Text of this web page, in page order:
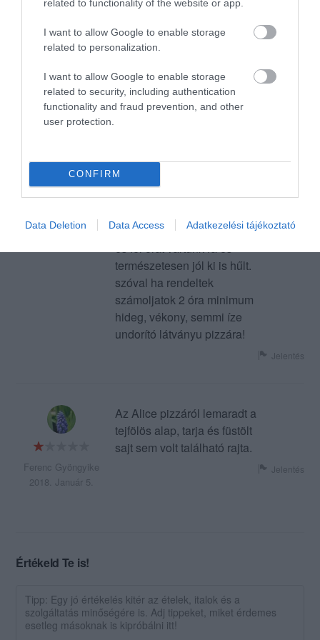
related to functionality of the website or app.
I want to allow Google to enable storage
related to personalization.
I want to allow Google to enable storage
related to security, including authentication
functionality and fraud prevention, and other
user protection.
CONFIRM
Data Deletion Data Access Adatkezelési tájékoztató
voltam éhes, ehhez azért nem
volt gusztusom. A lenti
konténer mellett gazdára lelt,
mert elég gyorsan eltűnt.
2018. Április 23.
hát ha minden úgy nézne ki
mint a képen!!
nagyon rossz ez nem pizza
papírhoz hasonló ezen kívül 2
és fél órát vártunk rá és
természetesen jól ki is hűlt.
szóval ha rendeltek
számoljatok 2 óra minimum
hideg, vékony, semmi íze
undorító látványu pizzára!
Jelentés
Ferenc Gyöngyike
2018. Január 5.
Az Alice pizzáról lemaradt a
tejfölös alap, tarja és füstölt
sajt sem volt található rajta.
Jelentés
Értékeld Te is!